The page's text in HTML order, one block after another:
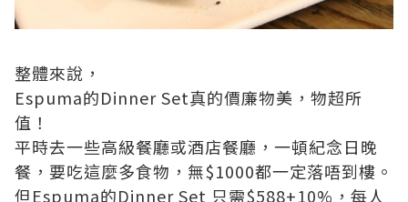
整體來說，
Espuma的Dinner Set真的價廉物美，物超所
值！
平時去一些高級餐廳或酒店餐廳，一頓紀念日晚
餐，要吃這麼多食物，無$1000都一定落唔到樓。
但Espuma的Dinner Set 只需$588+10%，每人